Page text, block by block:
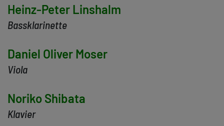
Heinz-Peter Linshalm
Bassklarinette
Daniel Oliver Moser
Viola
Noriko Shibata
Klavier